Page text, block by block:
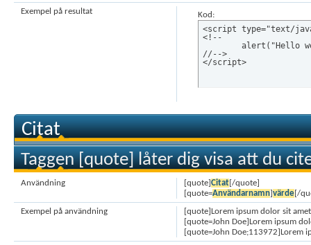
Kod:
<script type="text/
<!--
//-->
</script>
Exempel på resultat
Citat
Taggen [quote] låter dig visa att du
[quote]Citat[/quote]
[quote=Användarnamn]värde[/
Användning
[quote]Lorem ipsum dolor sit
[quote=John Doe]Lorem ipsum
[quote=John Doe;113972]Lorem
Exempel på användning